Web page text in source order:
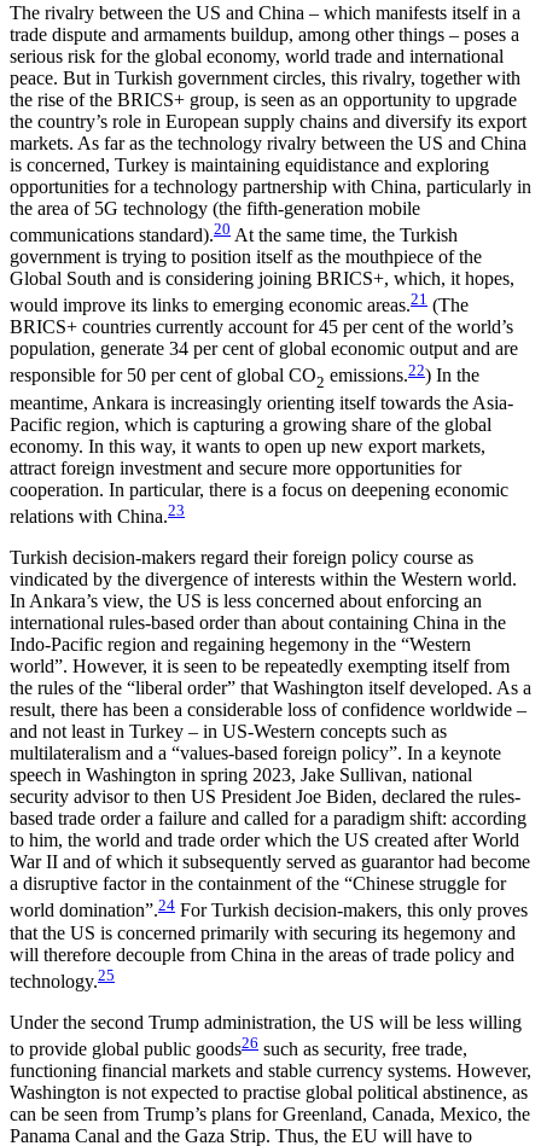
The rivalry between the US and China – which mani­fests itself in a
trade dispute and armaments buildup, among other things – poses a
serious risk for the global economy, world trade and international
peace. But in Turkish government circles, this rivalry, to­geth­er with
the rise of the BRICS+ group, is seen as an opportunity to upgrade
the country’s role in Euro­pean supply chains and diversify its export
markets. As far as the technology rivalry between the US and China
is concerned, Turkey is maintaining equidistance and exploring
opportunities for a technology partnership with China, particularly in
the area of 5G technology (the fifth-generation mobile
communications standard).20 At the same time, the Turkish
government is trying to position itself as the mouthpiece of the
Global South and is considering joining BRICS+, which, it hopes,
would improve its links to emerging economic areas.21 (The
BRICS+ countries currently account for 45 per cent of the world’s
popu­lation, generate 34 per cent of global economic out­put and are
responsible for 50 per cent of global CO2 emissions.22) In the
meantime, Ankara is increasingly orienting itself towards the Asia-
Pacific region, which is capturing a growing share of the global
economy. In this way, it wants to open up new export markets,
attract foreign investment and secure more opportunities for
cooperation. In particular, there is a focus on deepening economic
relations with China.23
Turkish decision-makers regard their foreign policy course as
vindicated by the divergence of interests within the Western world.
In Ankara’s view, the US is less concerned about enforcing an
international rules-based order than about containing China in the
Indo-Pacific region and regaining hegemony in the “Western
world”. However, it is seen to be repeatedly exempting itself from
the rules of the “liberal order” that Washington itself developed. As a
result, there has been a considerable loss of confidence worldwide –
and not least in Turkey – in US-Western concepts such as
multilateralism and a “values-based foreign policy”. In a keynote
speech in Washington in spring 2023, Jake Sullivan, national
security advisor to then US President Joe Biden, declared the rules-
based trade order a failure and called for a paradigm shift: accord­ing
to him, the world and trade order which the US created after World
War II and of which it subsequent­ly served as guarantor had become
a disruptive factor in the containment of the “Chinese struggle for
world domination”.24 For Turkish decision-makers, this only proves
that the US is concerned primarily with secur­ing its hegemony and
will therefore decouple from China in the areas of trade policy and
technology.25
Under the second Trump administration, the US will be less willing
to provide global public goods26 such as security, free trade,
functioning financial markets and stable currency systems. However,
Washington is not expected to practise global politi­cal abstinence, as
can be seen from Trump’s plans for Greenland, Canada, Mexico, the
Panama Canal and the Gaza Strip. Thus, the EU will have to